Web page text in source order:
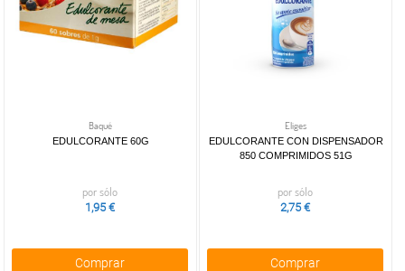
Baqué
EDULCORANTE 60G
por sólo
1,95 €
Comprar
Eliges
EDULCORANTE CON DISPENSADOR
850 COMPRIMIDOS 51G
por sólo
2,75 €
Comprar